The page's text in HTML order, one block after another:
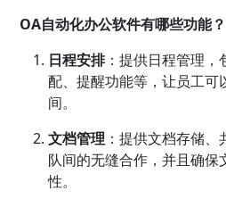
OA自动化办公软件有哪些功能？
日程安排：提供日程管理，
配、提醒功能等，让员工可
间。
文档管理 ：提供文档存储
队间的无缝合作，并且确保
性。